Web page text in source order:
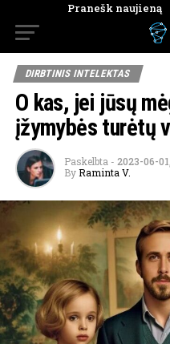
Pranešk naujieną
DIRBTINIS INTELEKTAS
O kas, jei jūsų
įžymybės turėtų
Paskelbta - 2023-06-
By Raminta V.